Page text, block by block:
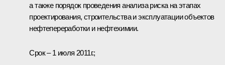
а также порядок проведения анализа риска на этапах
проектирования, строительства и эксплуатации объектов
нефтепереработки и нефтехимии.
Срок – 1 июля 2011г.;